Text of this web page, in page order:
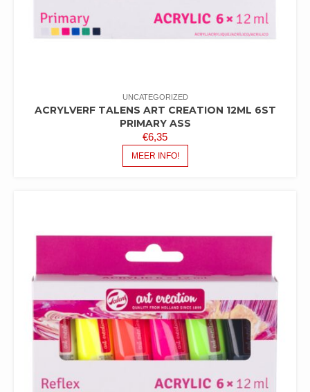
UNCATEGORIZED
ACRYLVERF TALENS ART CREATION 12ML 6ST
PRIMARY ASS
€6,35
MEER INFO!